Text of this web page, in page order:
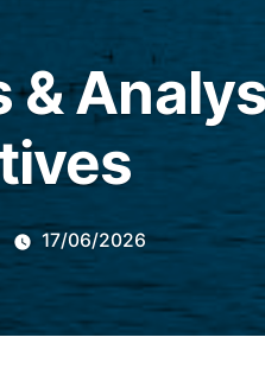
&
17/06/2026